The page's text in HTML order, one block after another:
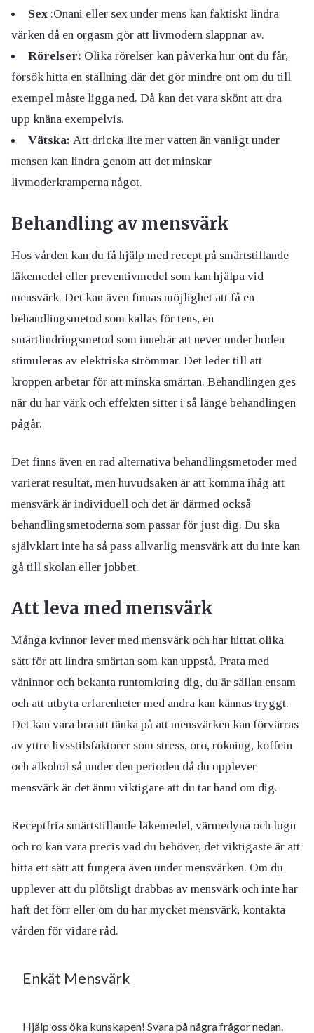
Sex:Onani eller sex under mens kan faktiskt lindra
värken då en orgasm gör att livmodern slappnar av.
Rörelser: Olika rörelser kan påverka hur ont du får,
försök hitta en ställning där det gör mindre ont om du till
exempel måste ligga ned. Då kan det vara skönt att dra
upp knäna exempelvis.
Vätska: Att dricka lite mer vatten än vanligt under
mensen kan lindra genom att det minskar
livmoderkramperna något.
Behandling av mensvärk
Hos vården kan du få hjälp med recept på smärtstillande
läkemedel eller preventivmedel som kan hjälpa vid
mensvärk. Det kan även finnas möjlighet att få en
behandlingsmetod som kallas för tens, en
smärtlindringsmetod som innebär att never under huden
stimuleras av elektriska strömmar. Det leder till att
kroppen arbetar för att minska smärtan. Behandlingen ges
när du har värk och effekten sitter i så länge behandlingen
pågår.
Det finns även en rad alternativa behandlingsmetoder med
varierat resultat, men huvudsaken är att komma ihåg att
mensvärk är individuell och det är därmed också
behandlingsmetoderna som passar för just dig. Du ska
självklart inte ha så pass allvarlig mensvärk att du inte kan
gå till skolan eller jobbet.
Att leva med mensvärk
Många kvinnor lever med mensvärk och har hittat olika
sätt för att lindra smärtan som kan uppstå. Prata med
väninnor och bekanta runtomkring dig, du är sällan ensam
och att utbyta erfarenheter med andra kan kännas tryggt.
Det kan vara bra att tänka på att mensvärken kan förvärras
av yttre livsstilsfaktorer som stress, oro, rökning, koffein
och alkohol så under den perioden då du upplever
mensvärk är det ännu viktigare att du tar hand om dig.
Receptfria smärtstillande läkemedel, värmedyna och lugn
och ro kan vara precis vad du behöver, det viktigaste är att
hitta ett sätt att fungera även under mensvärken. Om du
upplever att du plötsligt drabbas av mensvärk och inte har
haft det förr eller om du har mycket mensvärk, kontakta
vården för vidare råd.